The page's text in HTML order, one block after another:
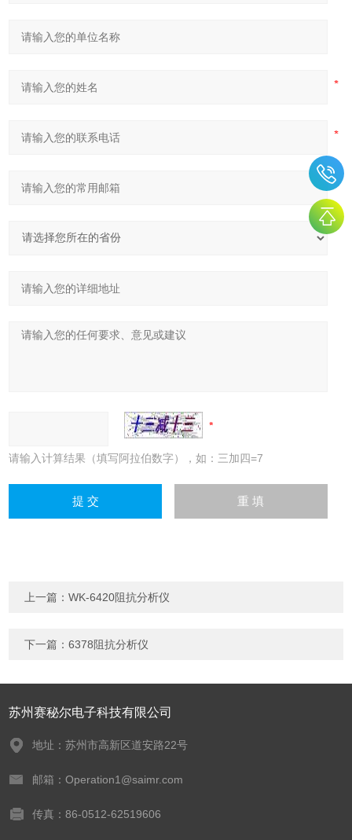
请输入计算结果（填写阿拉伯数字），如：三加四=7
上一篇：WK-6420阻抗分析仪
下一篇：6378阻抗分析仪
苏州赛秘尔电子科技有限公司
地址：苏州市高新区道安路22号
邮箱：Operation1@saimr.com
传真：86-0512-62519606